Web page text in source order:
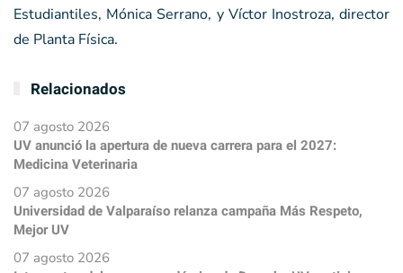
Estudiantiles, Mónica Serrano, y Víctor Inostroza, director
de Planta Física.
Relacionados
07 agosto 2026
UV anunció la apertura de nueva carrera para el 2027:
Medicina Veterinaria
07 agosto 2026
Universidad de Valparaíso relanza campaña Más Respeto,
Mejor UV
07 agosto 2026